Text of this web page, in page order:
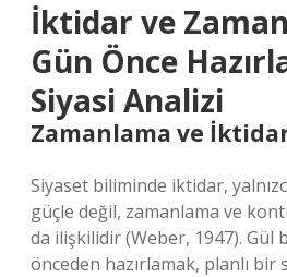
İktidar ve
Gün Önce
Siyasi Analizi
Zamanlama ve
Siyaset biliminde iktidar,
güçle değil, zamanlama ve
da ilişkilidir (Weber, 1947). Gül
önceden hazırlamak, planlı